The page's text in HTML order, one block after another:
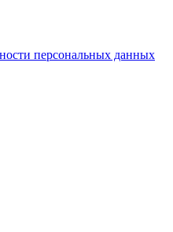
персональных данных